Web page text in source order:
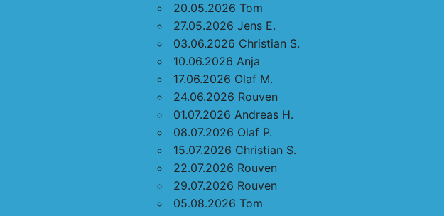
20.05.2026 Tom
27.05.2026 Jens E.
03.06.2026 Christian S.
10.06.2026 Anja
17.06.2026 Olaf M.
24.06.2026 Rouven
01.07.2026 Andreas H.
08.07.2026 Olaf P.
15.07.2026 Christian S.
22.07.2026 Rouven
29.07.2026 Rouven
05.08.2026 Tom